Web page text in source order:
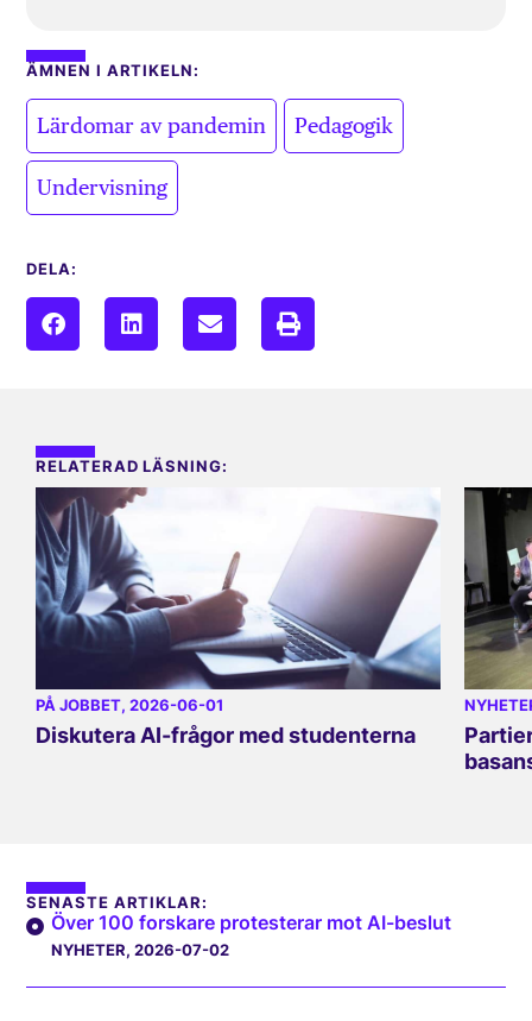
ÄMNEN I ARTIKELN:
Lärdomar av pandemin Pedagogik
Undervisning
DELA:
RELATERAD LÄSNING:
PÅ JOBBET, 2026-06-01
Diskutera AI-frågor med studenterna
SENASTE ARTIKLAR:
Över 100 forskare protesterar mot AI-beslut
NYHETER, 2026-07-02